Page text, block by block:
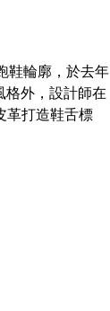
鞋輪廓，於去年
格外，設計師在
革打造鞋舌標